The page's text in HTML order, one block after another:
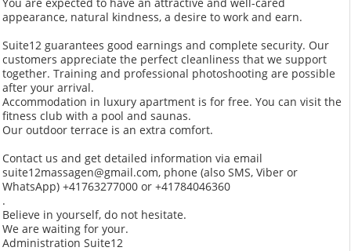
appearance, natural kindness, a desire to work and earn.
Suite12 guarantees good earnings and complete security. Our
customers appreciate the perfect cleanliness that we support
together. Training and professional photoshooting are possible
after your arrival.
Accommodation in luxury apartment is for free. You can visit the
fitness club with a pool and saunas.
Our outdoor terrace is an extra comfort.
Contact us and get detailed information via email
suite12massagen@gmail.com, phone (also SMS, Viber or
WhatsApp) +41763277000 or +41784046360
.
Believe in yourself, do not hesitate.
We are waiting for your.
Administration Suite12